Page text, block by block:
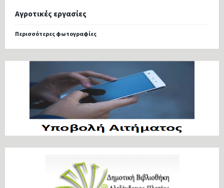
Αγροτικές εργασίες
Περισσότερες φωτογραφίες